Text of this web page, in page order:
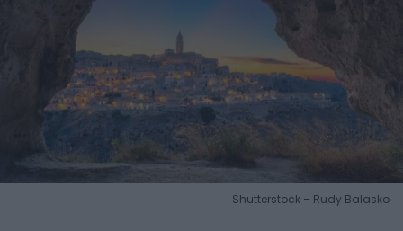
Shutterstock – Rudy Balasko